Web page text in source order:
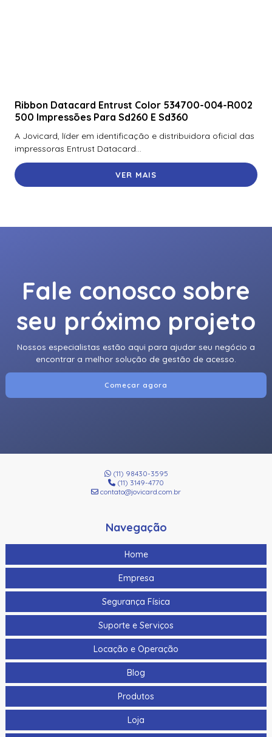
Ribbon Datacard Entrust Color 534700-004-R002
500 Impressões Para Sd260 E Sd360
A Jovicard, líder em identificação e distribuidora oficial das
impressoras Entrust Datacard...
VER MAIS
Fale conosco sobre
seu próximo projeto
Nossos especialistas estão aqui para ajudar seu negócio a
encontrar a melhor solução de gestão de acesso.
Começar agora
(11) 98430-3595
(11) 3149-4770
contato@jovicard.com.br
Navegação
Home
Empresa
Segurança Física
Suporte e Serviços
Locação e Operação
Blog
Produtos
Loja